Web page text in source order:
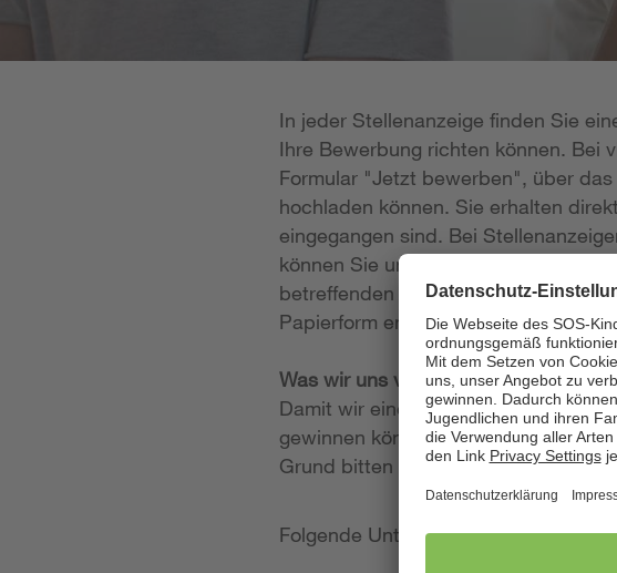
In jeder Stellenanzeige finden Sie
Ihre Bewerbung richten können. Bei
Formular "Jetzt bewerben", über
hochladen können. Sie erhalten
eingegangen sind. Bei
können Sie uns Ihre Unterlagen per
betreffenden Stellenanzeige
Papierform entgegen.
Was wir uns von Ihrer Bewerbung
Damit wir einen möglichst konkreten
gewinnen können, legen wir großen
Grund bitten wir Sie, von
Folgende Unterlagen sollte Ihre